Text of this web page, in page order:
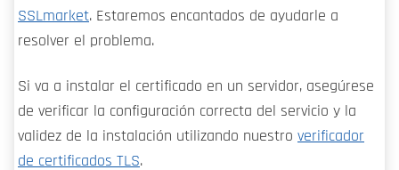
SSLmarket. Estaremos encantados de ayudarle a
resolver el problema.
Si va a instalar el certificado en un servidor, asegúrese
de verificar la configuración correcta del servicio y la
validez de la instalación utilizando nuestro verificador
de certificados TLS.